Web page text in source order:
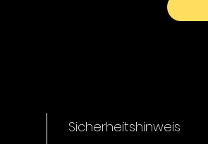
und
PIRICA
um
Sicherheitshinweis